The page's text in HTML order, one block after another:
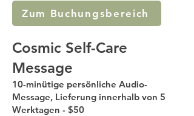
Zum Buchungsbereich
Cosmic Self-Care
Message
10-minütige persönliche Audio-
Message, Lieferung innerhalb von 5
Werktagen - $50